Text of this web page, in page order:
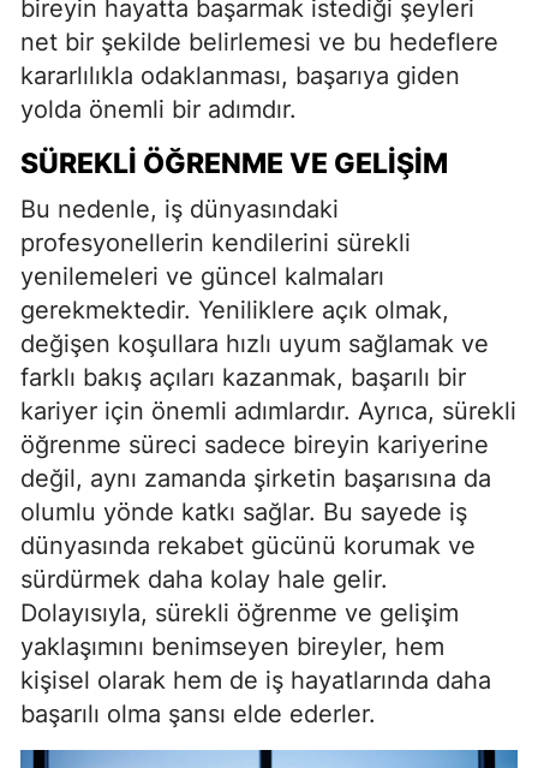
bireyin hayatta başarmak istediği şeyleri
net bir şekilde belirlemesi ve bu hedeflere
kararlılıkla odaklanması, başarıya giden
yolda önemli bir adımdır.
SÜREKLI ÖĞRENME VE GELIŞIM
Bu nedenle, iş dünyasındaki
profesyonellerin kendilerini sürekli
yenilemeleri ve güncel kalmaları
gerekmektedir. Yeniliklere açık olmak,
değişen koşullara hızlı uyum sağlamak ve
farklı bakış açıları kazanmak, başarılı bir
kariyer için önemli adımlardır. Ayrıca, sürekli
öğrenme süreci sadece bireyin kariyerine
değil, aynı zamanda şirketin başarısına da
olumlu yönde katkı sağlar. Bu sayede iş
dünyasında rekabet gücünü korumak ve
sürdürmek daha kolay hale gelir.
Dolayısıyla, sürekli öğrenme ve gelişim
yaklaşımını benimseyen bireyler, hem
kişisel olarak hem de iş hayatlarında daha
başarılı olma şansı elde ederler.